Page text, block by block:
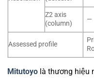
Z2 axis
(column)
—
Assessed profile
Mitutoyo là thương hiệu